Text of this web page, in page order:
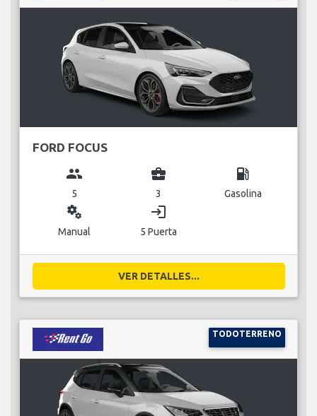
FORD FOCUS
group
5
business_center
3
local_gas_station
Gasolina
miscellaneous_services
Manual
login
5 Puerta
VER DETALLES...
TODOTERRENO